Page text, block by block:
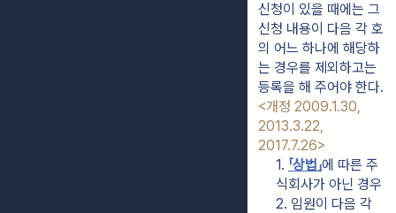
신청이 있을 때에는 그
신청 내용이 다음 각 호
의 어느 하나에 해당하
는 경우를 제외하고는
<개정 2009.1.30,
2013.3.22,
2017.7.26>
1. 「상법」에 따른 주
식회사가 아닌 경우
2. 임원이 다음 각